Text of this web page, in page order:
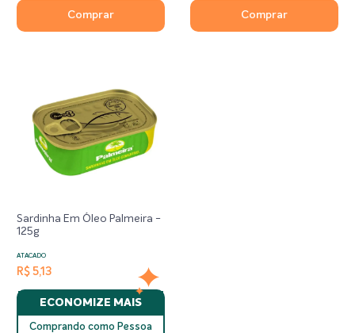
Comprar Comprar
Sardinha Em Óleo Palmeira -
125g
ATACADO
R$ 5,13
ECONOMIZE MAIS
Comprando como Pessoa